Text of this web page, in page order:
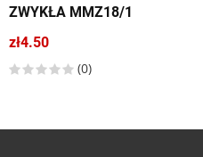
ZWYKŁA MMZ18/1
zł4.50
(0)